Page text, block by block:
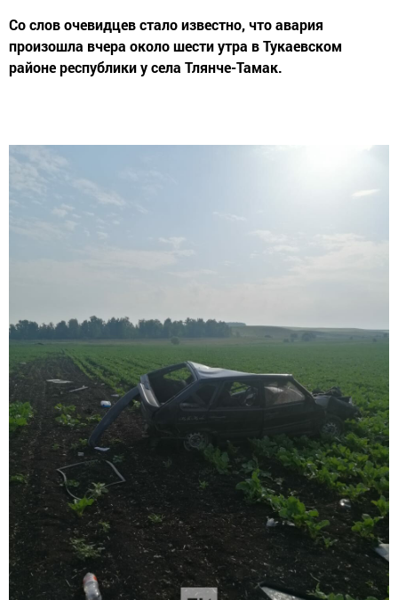
Со слов очевидцев стало известно, что авария
произошла вчера около шести утра в Тукаевском
районе республики у села Тлянче-Тамак.